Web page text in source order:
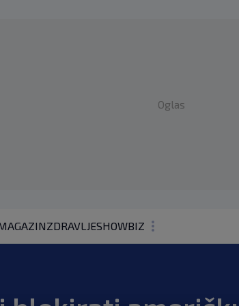
Oglas
ZDRAVLJESHOWBIZ